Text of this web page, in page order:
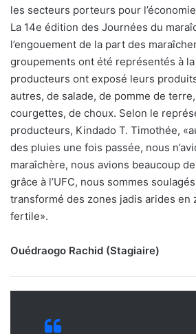
les secteurs porteurs pour l’économie
La 14e édition des Journées du
l’engouement de la part des
groupements ont été représentés à
producteurs ont exposé leurs
autres, de salade, de pomme de terre,
courgettes, de choux. Selon le
producteurs, Kindado T. Timothée,
des pluies une fois passée, nous
maraîchère, nous avions beaucoup
grâce à l’UFC, nous sommes
transformé des zones jadis arides en
fertile».
Ouédraogo Rachid (Stagiaire)